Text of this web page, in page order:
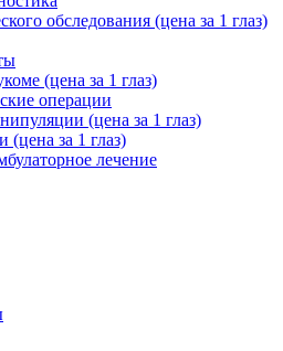
обследования (цена за 1 глаз)
(цена за 1 глаз)
операции
(цена за 1 глаз)
(цена за 1 глаз)
лечение